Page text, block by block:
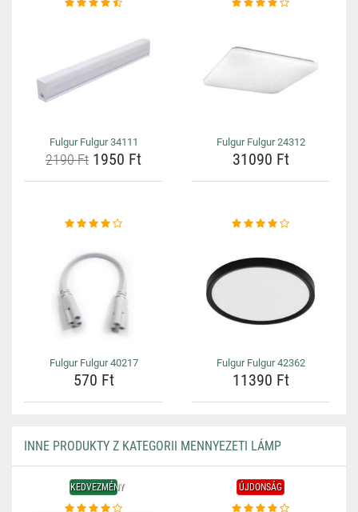
Fulgur Fulgur 34111
2190 Ft 1950 Ft
Fulgur Fulgur 24312
31090 Ft
Fulgur Fulgur 40217
570 Ft
Fulgur Fulgur 42362
11390 Ft
INNE PRODUKTY Z KATEGORII MENNYEZETI LÁMP
KEDVEZMÉNY ÚJDONSÁG